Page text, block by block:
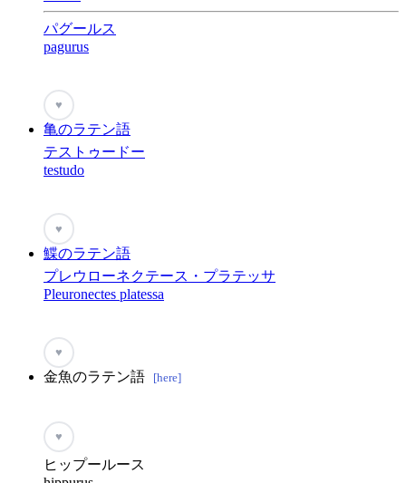
パグールス
pagurus
♥
亀のラテン語
テストゥードー
testudo
♥
鰈のラテン語
プレウローネクテース・プラテッサ
Pleuronectes platessa
♥
金魚のラテン語 [here]
♥
ヒップールース